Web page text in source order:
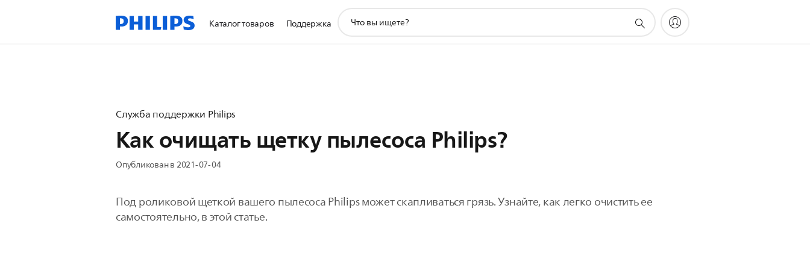
Каталог товаров Поддержка
поддержки
Служба поддержки Philips
Как очищать щетку пылесоса Philips?
Опубликован в 2021-07-04
Под роликовой щеткой вашего пылесоса Philips может скапливаться грязь. Узнайте, как легко очистить ее
самостоятельно, в этой статье.